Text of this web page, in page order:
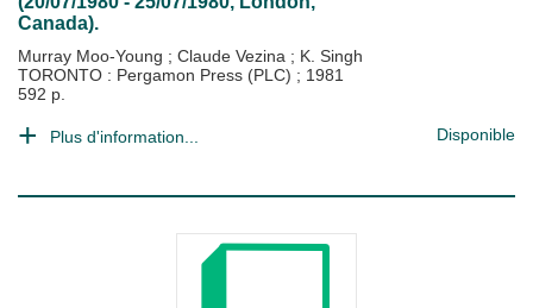
Canada).
Murray Moo-Young ; Claude Vezina ; K. Singh
TORONTO : Pergamon Press (PLC) ; 1981
592 p.
Plus d'information... Disponible